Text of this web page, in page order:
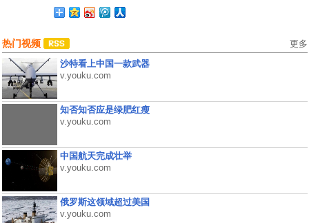
热门视频 更多
沙特看上中国一款武器
v.youku.com
知否知否应是绿肥红瘦
v.youku.com
中国航天完成壮举
v.youku.com
俄罗斯这领域超过美国
v.youku.com